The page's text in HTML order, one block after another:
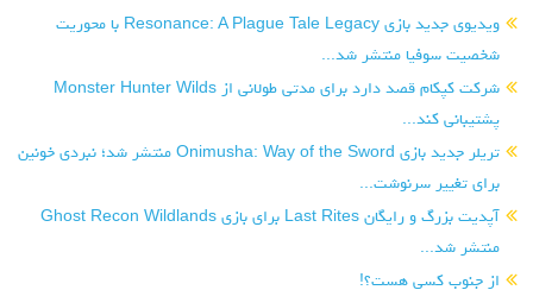
ویدیوی جدید بازی Resonance: A Plague Tale Legacy با محوریت
شخصیت سوفیا منتشر شد...
شرکت کپکام قصد دارد برای مدتی طولانی از Monster Hunter Wilds
پشتیبانی کند...
تریلر جدید بازی Onimusha: Way of the Sword منتشر شد؛ نبردی خونین
برای تغییر سرنوشت...
آپدیت بزرگ و رایگان Last Rites برای بازی Ghost Recon Wildlands
منتشر شد...
از جنوب کسی هست؟!